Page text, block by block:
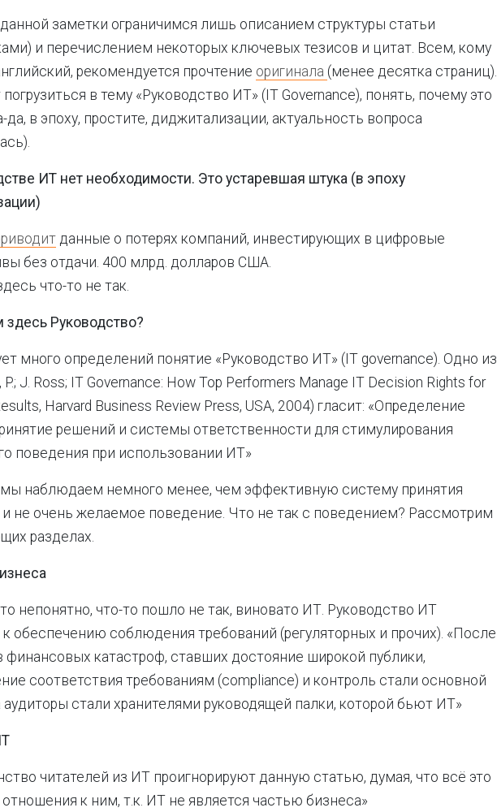
заметки ограничимся лишь описанием структуры статьи
и перечислением некоторых ключевых тезисов и цитат. Всем, кому
рекомендуется прочтение оригинала (менее десятка страниц).
в тему «Руководство ИТ» (IT Governance), понять, почему это
да, в эпоху, простите, диджитализации, актуальность вопроса
ИТ нет необходимости. Это устаревшая штука (в эпоху
данные о потерях компаний, инвестирующих в цифровые
без отдачи. 400 млрд. долларов США.
что-то не так.
здесь Руководство?
много определений понятие «Руководство ИТ» (IT governance). Одно из
P.; J. Ross; IT Governance: How Top Performers Manage IT Decision Rights for
Harvard Business Review Press, USA, 2004) гласит: «Определение
решений и системы ответственности для стимулирования
поведения при использовании ИТ»
мы наблюдаем немного менее, чем эффективную систему принятия
не очень желаемое поведение. Что не так с поведением? Рассмотрим
разделах.
непонятно, что-то пошло не так, виновато ИТ. Руководство ИТ
к обеспечению соблюдения требований (регуляторных и прочих). «После
финансовых катастроф, ставших достояние широкой публики,
соответствия требованиям (compliance) и контроль стали основной
аудиторы стали хранителями руководящей палки, которой бьют ИТ»
читателей из ИТ проигнорируют данную статью, думая, что всё это
к ним, т.к. ИТ не является частью бизнеса»